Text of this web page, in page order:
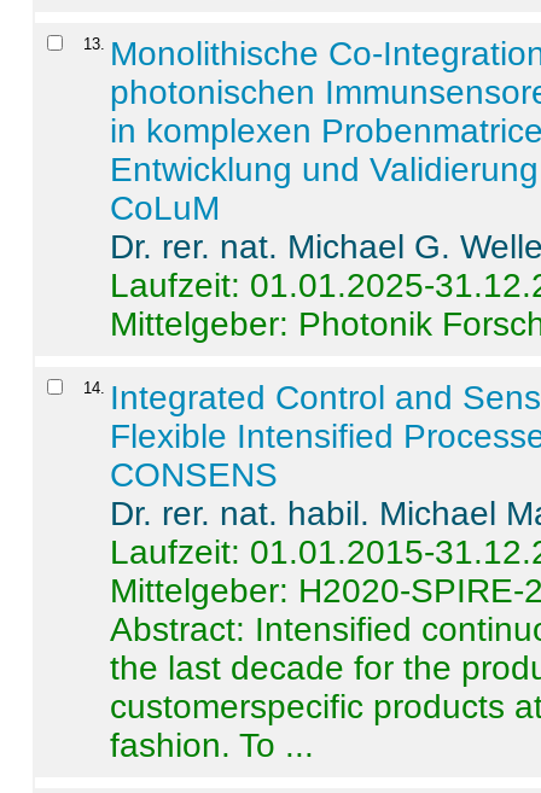
13
Monolithische Co-
photonischen
in komplexen
Entwicklung und
CoLuM
Dr. rer. nat. Michael G.
Laufzeit: 01.01.2025-
Mittelgeber: Photonik
14
Integrated Control and
Flexible Intensified
CONSENS
Dr. rer. nat. habil. Michael
Laufzeit: 01.01.2015-
Mittelgeber: H2020-SPIRE-
Abstract: Intensified
the last decade for the
customerspecific products
fashion. To ...